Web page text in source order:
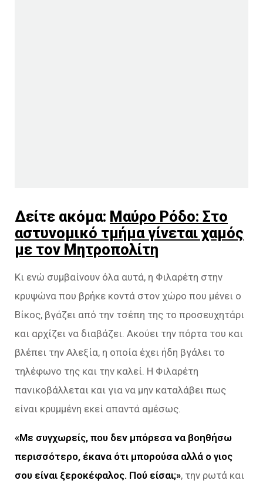
Δείτε ακόμα: Μαύρο Ρόδο: Στο
αστυνομικό τμήμα γίνεται χαμός
με τον Μητροπολίτη
Κι ενώ συμβαίνουν όλα αυτά, η Φιλαρέτη στην
κρυψώνα που βρήκε κοντά στον χώρο που μένει ο
Βίκος, βγάζει από την τσέπη της το προσευχητάρι
και αρχίζει να διαβάζει. Ακούει την πόρτα του και
βλέπει την Αλεξία, η οποία έχει ήδη βγάλει το
τηλέφωνο της και την καλεί. Η Φιλαρέτη
πανικοβάλλεται και για να μην καταλάβει πως
είναι κρυμμένη εκεί απαντά αμέσως.
«Με συγχωρείς, που δεν μπόρεσα να βοηθήσω
περισσότερο, έκανα ότι μπορούσα αλλά ο γιος
σου είναι ξεροκέφαλος. Πού είσαι;», την ρωτά και